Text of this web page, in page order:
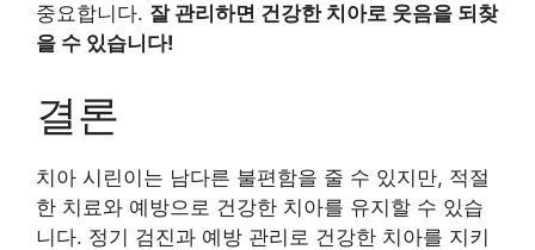
중요합니다. 잘 관리하면 건강한 치아로 웃음을 되찾
을 수 있습니다!
결론
치아 시린이는 남다른 불편함을 줄 수 있지만, 적절
한 치료와 예방으로 건강한 치아를 유지할 수 있습
니다. 정기 검진과 예방 관리로 건강한 치아를 지키